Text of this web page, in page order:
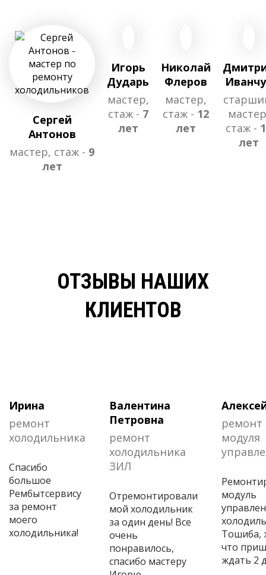
Сергей
Антонов
мастер, стаж - 9
лет
Игорь
Дударь
мастер,
стаж - 7
лет
Николай
Флеров
мастер,
стаж - 12
лет
стаж -
лет
ОТЗЫВЫ НАШИХ
КЛИЕНТОВ
Ирина
ремонт
холодильника
Спасибо
большое
Рембытсервису
за ремонт
моего
холодильника!
Валентина
Петровна
ремонт
холодильника
ЗИЛ
Отремонтировали
мой холодильник
за один день! Все
очень
понравилось,
спасибо мастеру
ремонт
модуля
модуль
Тошиба,
что
ждать 2